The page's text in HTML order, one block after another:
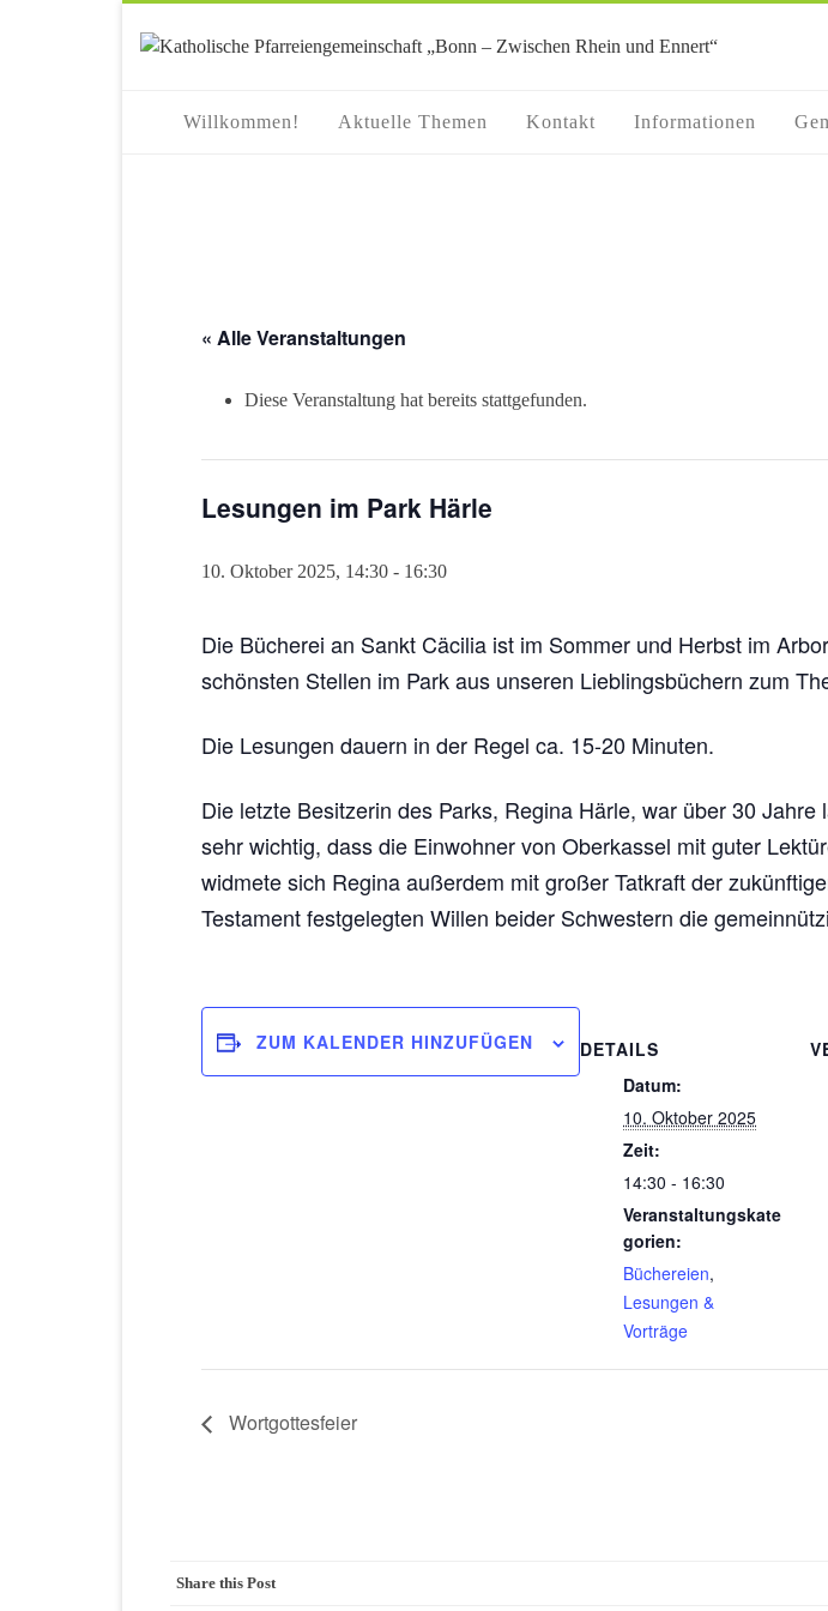
Willkommen! Aktuelle Themen Kontakt Informationen
« Alle Veranstaltungen
Diese Veranstaltung hat bereits stattgefunden.
Lesungen im Park Härle
10. Oktober 2025, 14:30 - 16:30
Die Bücherei an Sankt Cäcilia ist im Sommer und Herbst im
schönsten Stellen im Park aus unseren Lieblingsbüchern zum
Die Lesungen dauern in der Regel ca. 15-20 Minuten.
Die letzte Besitzerin des Parks, Regina Härle, war über 30
sehr wichtig, dass die Einwohner von Oberkassel mit guter
widmete sich Regina außerdem mit großer Tatkraft der
Testament festgelegten Willen beider Schwestern die
ZUM KALENDER HINZUFÜGEN
DETAILS
Datum:
10. Oktober 2025
Zeit:
14:30 - 16:30
Veranstaltungskate
gorien:
Büchereien,
Lesungen &
Vorträge
Wortgottesfeier
Share this Post